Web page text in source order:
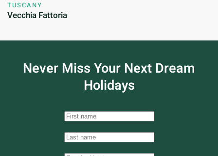
TUSCANY
Vecchia Fattoria
Never Miss Your Next Dream
Holidays